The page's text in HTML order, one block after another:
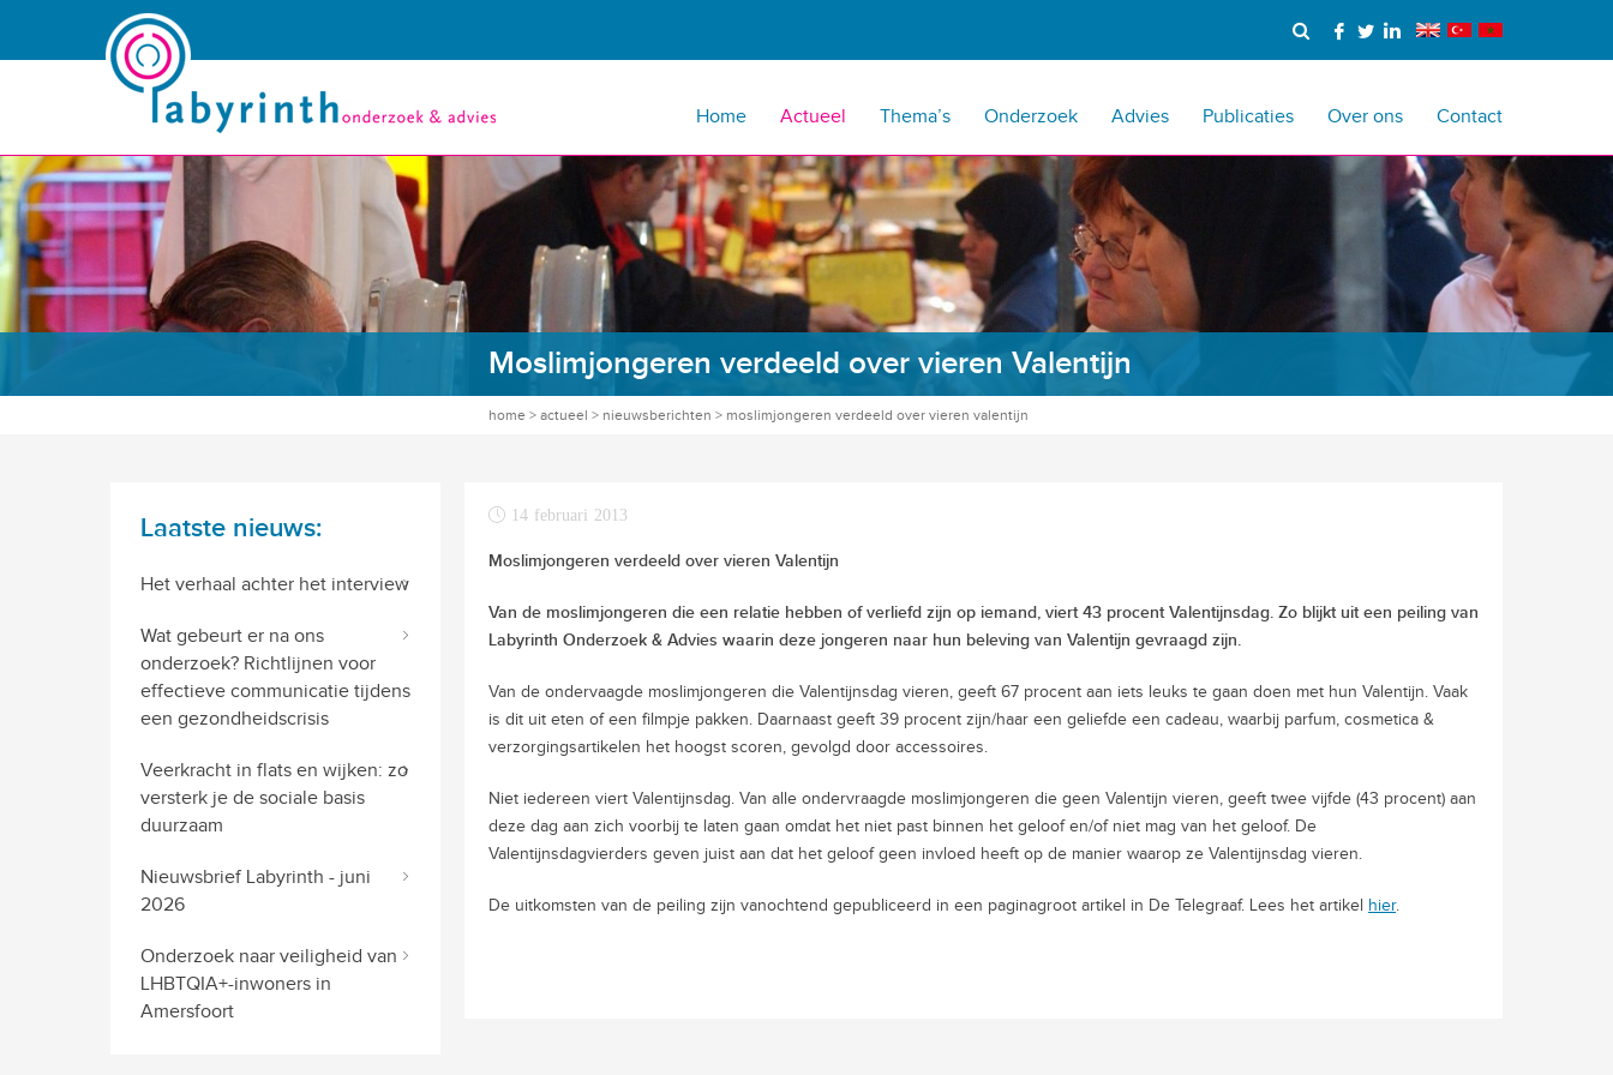
Home Actueel Thema’s Onderzoek Advies Publicaties Over ons Contact
Moslimjongeren verdeeld over vieren Valentijn
home > actueel > nieuwsberichten > moslimjongeren verdeeld over vieren valentijn
Laatste nieuws:
Het verhaal achter het interview
Wat gebeurt er na ons
onderzoek? Richtlijnen voor
effectieve communicatie tijdens
een gezondheidscrisis
Veerkracht in flats en wijken: zo
versterk je de sociale basis
duurzaam
Nieuwsbrief Labyrinth - juni
2026
Onderzoek naar veiligheid van
LHBTQIA+-inwoners in
Amersfoort
14 februari 2013
Moslimjongeren verdeeld over vieren Valentijn
Van de moslimjongeren die een relatie hebben of verliefd zijn op iemand, viert 43 procent Valentijnsdag. Zo blijkt uit een peiling van
Labyrinth Onderzoek & Advies waarin deze jongeren naar hun beleving van Valentijn gevraagd zijn.
Van de ondervaagde moslimjongeren die Valentijnsdag vieren, geeft 67 procent aan iets leuks te gaan doen met hun Valentijn. Vaak
is dit uit eten of een filmpje pakken. Daarnaast geeft 39 procent zijn/haar een geliefde een cadeau, waarbij parfum, cosmetica &
verzorgingsartikelen het hoogst scoren, gevolgd door accessoires.
Niet iedereen viert Valentijnsdag. Van alle ondervraagde moslimjongeren die geen Valentijn vieren, geeft twee vijfde (43 procent) aan
deze dag aan zich voorbij te laten gaan omdat het niet past binnen het geloof en/of niet mag van het geloof. De
Valentijnsdagvierders geven juist aan dat het geloof geen invloed heeft op de manier waarop ze Valentijnsdag vieren.
De uitkomsten van de peiling zijn vanochtend gepubliceerd in een paginagroot artikel in De Telegraaf. Lees het artikel hier.